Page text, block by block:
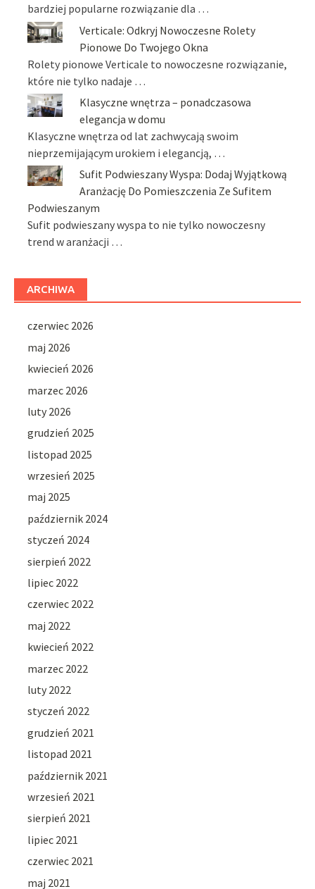
bardziej popularne rozwiązanie dla …
Verticale: Odkryj Nowoczesne Rolety
Pionowe Do Twojego Okna
Rolety pionowe Verticale to nowoczesne rozwiązanie,
które nie tylko nadaje …
Klasyczne wnętrza – ponadczasowa
elegancja w domu
Klasyczne wnętrza od lat zachwycają swoim
nieprzemijającym urokiem i elegancją, …
Sufit Podwieszany Wyspa: Dodaj Wyjątkową
Aranżację Do Pomieszczenia Ze Sufitem
Podwieszanym
Sufit podwieszany wyspa to nie tylko nowoczesny
trend w aranżacji …
ARCHIWA
czerwiec 2026
maj 2026
kwiecień 2026
marzec 2026
luty 2026
grudzień 2025
listopad 2025
wrzesień 2025
maj 2025
październik 2024
styczeń 2024
sierpień 2022
lipiec 2022
czerwiec 2022
maj 2022
kwiecień 2022
marzec 2022
luty 2022
styczeń 2022
grudzień 2021
listopad 2021
październik 2021
wrzesień 2021
sierpień 2021
lipiec 2021
czerwiec 2021
maj 2021